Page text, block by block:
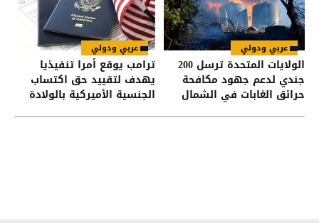
عربي ودولي
الولايات المتحدة ترسل 200
جندي لدعم جهود مكافحة
حرائق الغابات في الشمال
عربي ودولي
ترامب يوقع أمرا تنفيذيا
يهدف لتقييد حق اكتساب
الجنسية الأميركية بالولادة